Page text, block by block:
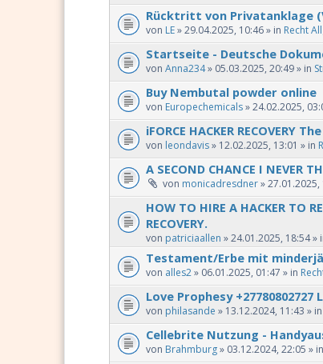
Rücktritt von Privatanklage
von LE» 29.04.2025, 10:46 » in Recht
Startseite - Deutsche
von Anna234» 05.03.2025, 20:49 » in
Buy Nembutal powder online
von Europechemicals» 24.02.2025,
iFORCE HACKER
von leondavis» 12.02.2025, 13:01 » in
A SECOND CHANCE I NEVER
von monicadresdner» 27.01.2025,
HOW TO HIRE A HACKER TO
RECOVERY.
von patriciaallen » 24.01.2025, 18:54 »
Testament/Erbe mit
von alles2» 06.01.2025, 01:47 » in
Love Prophesy
von philasande » 13.12.2024, 11:43 » in
Cellebrite Nutzung -
von Brahmburg» 03.12.2024, 22:05 » in